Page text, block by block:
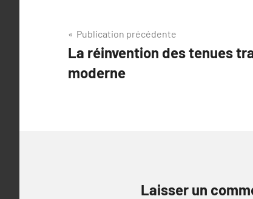
Navigation
de
l’article
Publication précédente
La réinvention des tenues
moderne
Laisser un